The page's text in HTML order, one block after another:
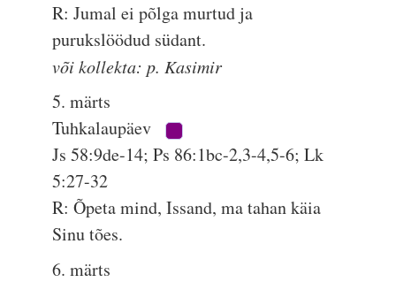
R: Jumal ei põlga murtud ja
purukslöödud südant.
või kollekta: p. Kasimir
5. märts
Tuhkalaupäev
Js 58:9de-14; Ps 86:1bc-2,3-4,5-6; Lk
5:27-32
R: Õpeta mind, Issand, ma tahan käia
Sinu tões.
6. märts